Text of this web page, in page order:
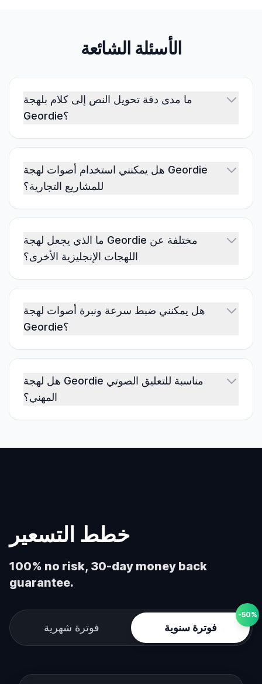
الأسئلة الشائعة
ما مدى دقة تحويل النص إلى كلام بلهجة
Geordie؟
هل يمكنني استخدام أصوات لهجة Geordie
للمشاريع التجارية؟
ما الذي يجعل لهجة Geordie مختلفة عن
اللهجات الإنجليزية الأخرى؟
هل يمكنني ضبط سرعة ونبرة أصوات لهجة
Geordie؟
هل لهجة Geordie مناسبة للتعليق الصوتي
المهني؟
خطط التسعير
100% no risk, 30-day money back
guarantee.
فوترة شهرية فوترة سنوية
-50%